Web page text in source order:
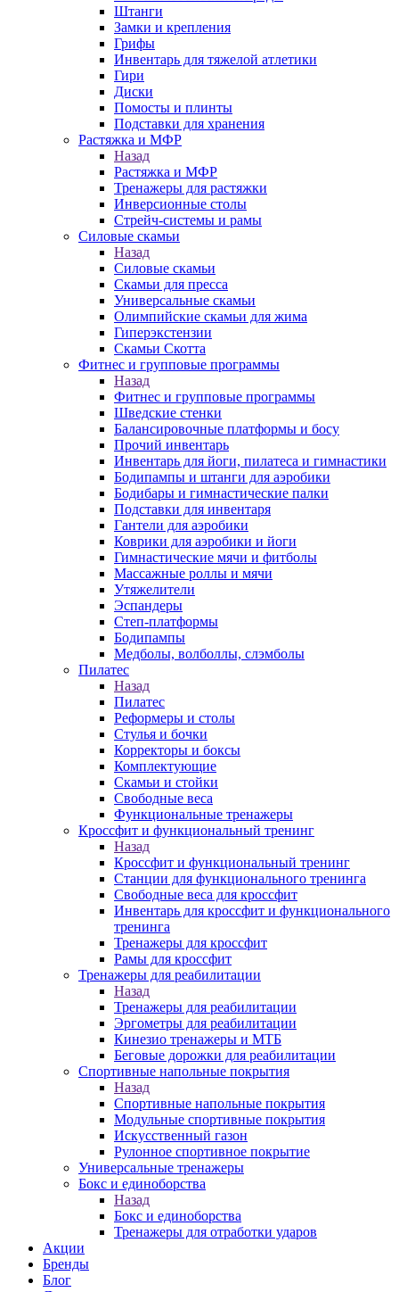
Штанги
Замки и крепления
Грифы
Инвентарь для тяжелой атлетики
Гири
Диски
Помосты и плинты
Подставки для хранения
Растяжка и МФР
Назад
Растяжка и МФР
Тренажеры для растяжки
Инверсионные столы
Стрейч-системы и рамы
Силовые скамьи
Назад
Силовые скамьи
Скамьи для пресса
Универсальные скамьи
Олимпийские скамьи для жима
Гиперэкстензии
Скамьи Скотта
Фитнес и групповые программы
Назад
Фитнес и групповые программы
Шведские стенки
Балансировочные платформы и босу
Прочий инвентарь
Инвентарь для йоги, пилатеса и гимнастики
Бодипампы и штанги для аэробики
Бодибары и гимнастические палки
Подставки для инвентаря
Гантели для аэробики
Коврики для аэробики и йоги
Гимнастические мячи и фитболы
Массажные роллы и мячи
Утяжелители
Эспандеры
Степ-платформы
Бодипампы
Медболы, волболлы, слэмболы
Пилатес
Назад
Пилатес
Реформеры и столы
Стулья и бочки
Корректоры и боксы
Комплектующие
Скамьи и стойки
Свободные веса
Функциональные тренажеры
Кроссфит и функциональный тренинг
Назад
Кроссфит и функциональный тренинг
Станции для функционального тренинга
Свободные веса для кроссфит
Инвентарь для кроссфит и функционального
тренинга
Тренажеры для кроссфит
Рамы для кроссфит
Тренажеры для реабилитации
Назад
Тренажеры для реабилитации
Эргометры для реабилитации
Кинезио тренажеры и МТБ
Беговые дорожки для реабилитации
Спортивные напольные покрытия
Назад
Спортивные напольные покрытия
Модульные спортивные покрытия
Искусственный газон
Рулонное спортивное покрытие
Универсальные тренажеры
Бокс и единоборства
Назад
Бокс и единоборства
Тренажеры для отработки ударов
Акции
Бренды
Блог